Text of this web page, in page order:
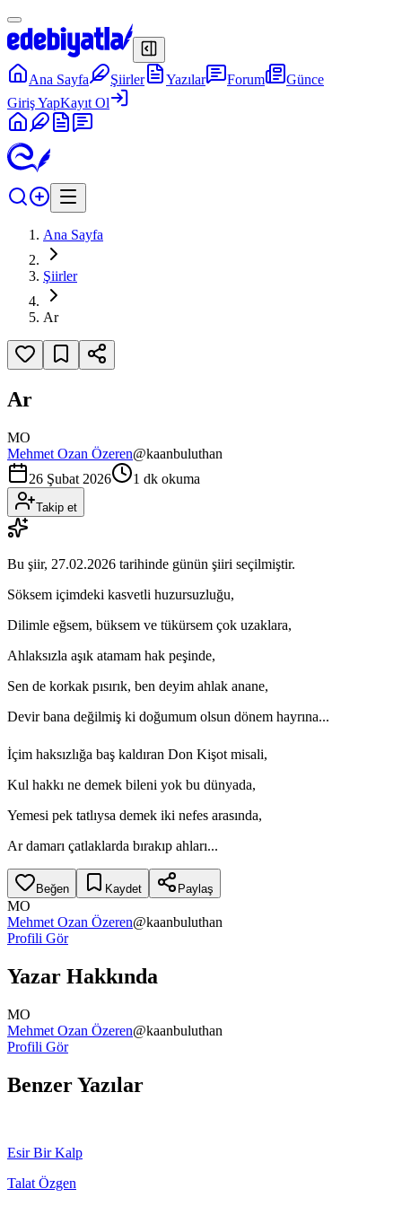
Ana Sayfa Şiirler Yazılar Forum
Günce
Giriş YapKayıt Ol
Ana Sayfa
Şiirler
Ar
Ar
MO
Mehmet Ozan Özeren@kaanbuluthan
26 Şubat 2026
1 dk okuma
Takip et
Bu şiir, 27.02.2026 tarihinde günün şiiri seçilmiştir.
Söksem içimdeki kasvetli huzursuzluğu,
Dilimle eğsem, büksem ve tükürsem çok uzaklara,
Ahlaksızla aşık atamam hak peşinde,
Sen de korkak pısırık, ben deyim ahlak anane,
Devir bana değilmiş ki doğumum olsun dönem hayrına...
İçim haksızlığa baş kaldıran Don Kişot misali,
Kul hakkı ne demek bileni yok bu dünyada,
Yemesi pek tatlıysa demek iki nefes arasında,
Ar damarı çatlaklarda bırakıp ahları...
Beğen Kaydet Paylaş
MO
Mehmet Ozan Özeren@kaanbuluthan
Profili Gör
Yazar Hakkında
MO
Mehmet Ozan Özeren@kaanbuluthan
Profili Gör
Benzer Yazılar
Esir Bir Kalp
Talat Özgen